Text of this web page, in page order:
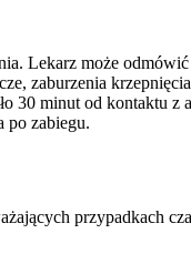
Lekarz może
zaburzenia
30 minut od kontaktu z
po zabiegu.
przypadkach